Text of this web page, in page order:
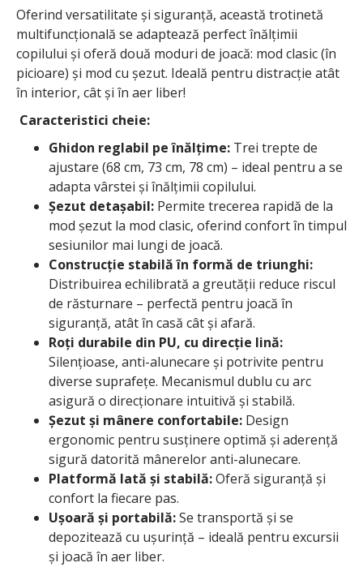
Oferind versatilitate și siguranță, această trotinetă
multifuncțională se adaptează perfect înălțimii
copilului și oferă două moduri de joacă: mod clasic (în
picioare) și mod cu șezut. Ideală pentru distracție atât
în interior, cât și în aer liber!
Caracteristici cheie:
Ghidon reglabil pe înălțime: Trei trepte de
ajustare (68 cm, 73 cm, 78 cm) – ideal pentru a se
adapta vârstei și înălțimii copilului.
Șezut detașabil: Permite trecerea rapidă de la
mod șezut la mod clasic, oferind confort în timpul
sesiunilor mai lungi de joacă.
Construcție stabilă în formă de triunghi:
Distribuirea echilibrată a greutății reduce riscul
de răsturnare – perfectă pentru joacă în
siguranță, atât în casă cât și afară.
Roți durabile din PU, cu direcție lină:
Silențioase, anti-alunecare și potrivite pentru
diverse suprafețe. Mecanismul dublu cu arc
asigură o direcționare intuitivă și stabilă.
Șezut și mânere confortabile: Design
ergonomic pentru susținere optimă și aderență
sigură datorită mânerelor anti-alunecare.
Platformă lată și stabilă:Oferă siguranță și
confort la fiecare pas.
Ușoară și portabilă:Se transportă și se
depozitează cu ușurință – ideală pentru excursii
și joacă în aer liber.